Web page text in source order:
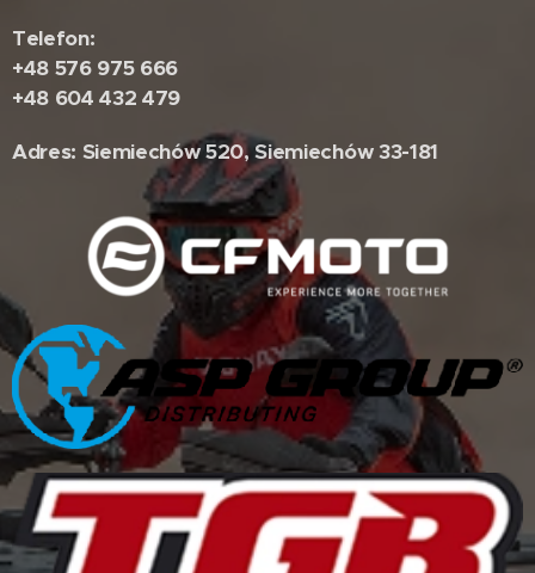
Telefon:
+48 576 975 666
+48 604 432 479
Adres: Siemiechów 520, Siemiechów 33-181